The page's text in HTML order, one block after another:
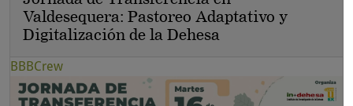
Valdesequera: Pastoreo Adaptativo y
Digitalización de la Dehesa
BBBCrew